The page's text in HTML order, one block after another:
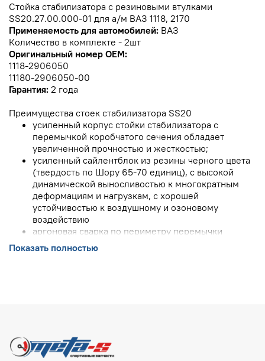
Стойка стабилизатора с резиновыми втулками
SS20.27.00.000-01 для а/м ВАЗ 1118, 2170
Применяемость для автомобилей: ВАЗ
Количество в комплекте - 2шт
Оригинальный номер OEM:
1118-2906050
11180-2906050-00
Гарантия: 2 года
Преимущества стоек стабилизатора SS20
усиленный корпус стойки стабилизатора с
перемычкой коробчатого сечения обладает
увеличенной прочностью и жесткостью;
усиленный сайлентблок из резины черного цвета
(твердость по Шору 65-70 единиц), с высокой
динамической выносливостью к многократным
деформациям и нагрузкам, с хорошей
устойчивостью к воздушному и озоновому
воздействию
аргоновая сварка по периметру перемычки
чем у штатной детали, и исключает разрыв стойки
реагентов;
на стойках стабилизатора Гранта и Калина 2
Показать полностью